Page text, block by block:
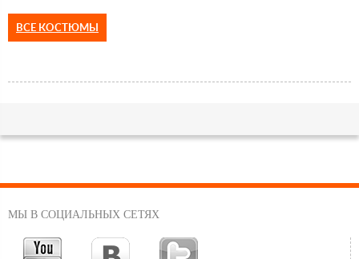
ВСЕ КОСТЮМЫ
МЫ В СОЦИАЛЬНЫХ СЕТЯХ